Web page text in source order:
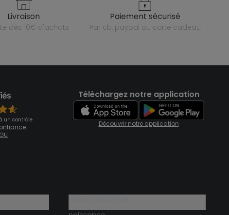
livraison
dès 10€ d'achats
paiement sécurisé
par cb, paypal ou carte cadeau
un contrôle
Téléchargez notre application
Découvrir notre application